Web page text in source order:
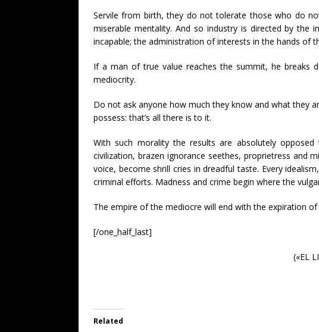
Servile from birth, they do not tolerate those who do
miserable mentality. And so industry is directed by
incapable; the administration of interests in the hands of
If a man of true value reaches the summit, he breaks
mediocrity.
Do not ask anyone how much they know and what they
possess: that’s all there is to it.
With such morality the results are absolutely
civilization, brazen ignorance seethes, proprietress and
voice, become shrill cries in dreadful taste. Every
criminal efforts. Madness and crime begin where the
The empire of the mediocre will end with the expiration
[/one_half_last]
(«EL
Related